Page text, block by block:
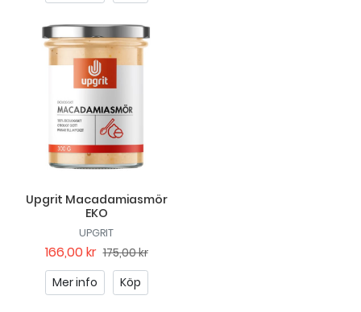
Upgrit Macadamiasmör
EKO
UPGRIT
166,00 kr 175,00 kr
Mer info
Köp